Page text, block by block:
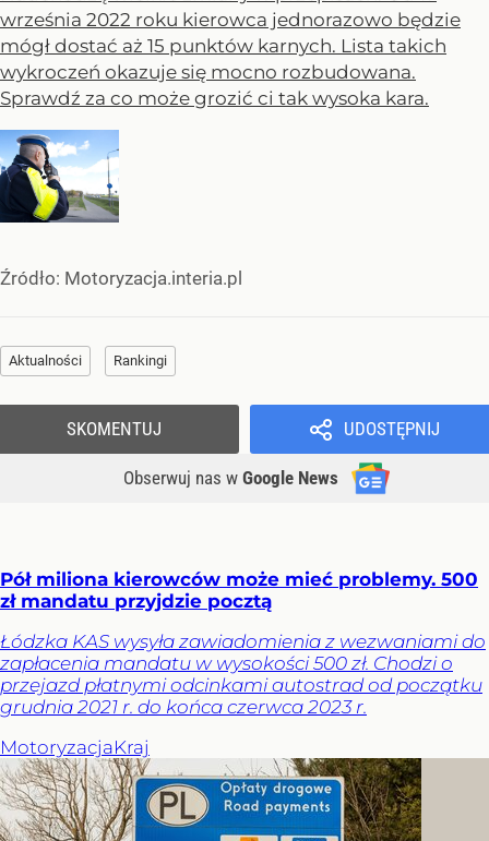
września 2022 roku kierowca jednorazowo będzie
mógł dostać aż 15 punktów karnych. Lista takich
wykroczeń okazuje się mocno rozbudowana.
Sprawdź za co może grozić ci tak wysoka kara.
Źródło: Motoryzacja.interia.pl
Aktualności Rankingi
UDOSTĘPNIJ
Obserwuj nas w Google News
SKOMENTUJ
Pół miliona kierowców może mieć problemy. 500
zł mandatu przyjdzie pocztą
Łódzka KAS wysyła zawiadomienia z wezwaniami do
zapłacenia mandatu w wysokości 500 zł. Chodzi o
przejazd płatnymi odcinkami autostrad od początku
grudnia 2021 r. do końca czerwca 2023 r.
MotoryzacjaKraj